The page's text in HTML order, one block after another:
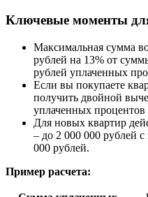
Ключевые моменты
Максимальная сумма
рублей на 13% от
рублей уплаченных
Если вы покупаете
получить двойной
уплаченных процентов
Для новых квартир
– до 2 000 000 рублей
000 рублей.
Пример расчета: